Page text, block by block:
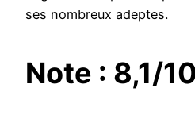
ses nombreux adeptes.
Note : 8,1/10